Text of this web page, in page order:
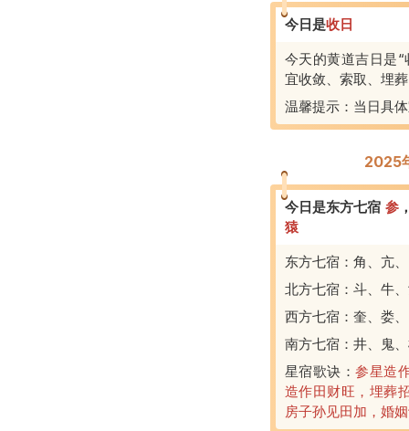
今日是收 日
今天的黄道吉日是
宜收敛、索取、埋
温馨提示：当日具
2025
今日是东方七宿 参
猿
东方七宿：角、亢
北方七宿：斗、牛
西方七宿：奎、娄
南方七宿：井、鬼
星宿歌诀：参星造
造作田财旺，埋葬
房子孙见田加，婚